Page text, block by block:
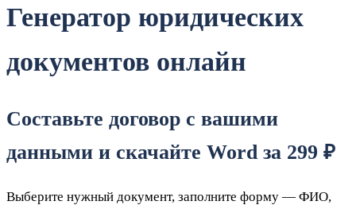
Генератор юридических
документов онлайн
Составьте договор с вашими
данными и скачайте Word за 299 ₽
Выберите нужный документ, заполните форму — ФИО,